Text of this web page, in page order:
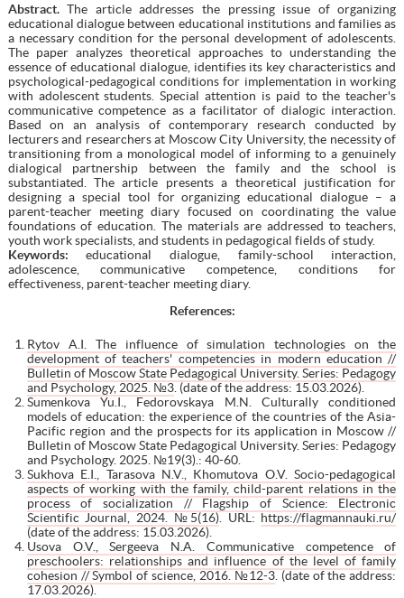
Abstract.The article addresses the pressing issue of organizing
educational dialogue between educational institutions and families as
a necessary condition for the personal development of adolescents.
The paper analyzes theoretical approaches to understanding the
essence of educational dialogue, identifies its key characteristics and
psychological-pedagogical conditions for implementation in working
with adolescent students. Special attention is paid to the teacher's
communicative competence as a facilitator of dialogic interaction.
Based on an analysis of contemporary research conducted by
lecturers and researchers at Moscow City University, the necessity of
transitioning from a monological model of informing to a genuinely
dialogical partnership between the family and the school is
substantiated. The article presents a theoretical justification for
designing a special tool for organizing educational dialogue – a
parent-teacher meeting diary focused on coordinating the value
foundations of education. The materials are addressed to teachers,
youth work specialists, and students in pedagogical fields of study.
Keywords: educational dialogue, family-school interaction,
adolescence, communicative competence, conditions for
effectiveness, parent-teacher meeting diary.
References:
Rytov A.I. The influence of simulation technologies on the
development of teachers' competencies in modern education //
Bulletin of Moscow State Pedagogical University. Series: Pedagogy
and Psychology, 2025. №3. (date of the address: 15.03.2026).
Sumenkova Yu.I., Fedorovskaya M.N. Culturally conditioned
models of education: the experience of the countries of the Asia-
Pacific region and the prospects for its application in Moscow //
Bulletin of Moscow State Pedagogical University. Series: Pedagogy
and Psychology. 2025. №19(3).: 40-60.
Sukhova E.I., Tarasova N.V., Khomutova O.V. Socio-pedagogical
aspects of working with the family, child-parent relations in the
process of socialization // Flagship of Science: Electronic
Scientific Journal, 2024. №5(16) . URL: https://flagmannauki.ru/
(date of the address: 15.03.2026).
Usova O.V., Sergeeva N.A. Communicative competence of
preschoolers: relationships and influence of the level of family
cohesion // Symbol of science, 2016. №12-3. (date of the address:
17.03.2026).